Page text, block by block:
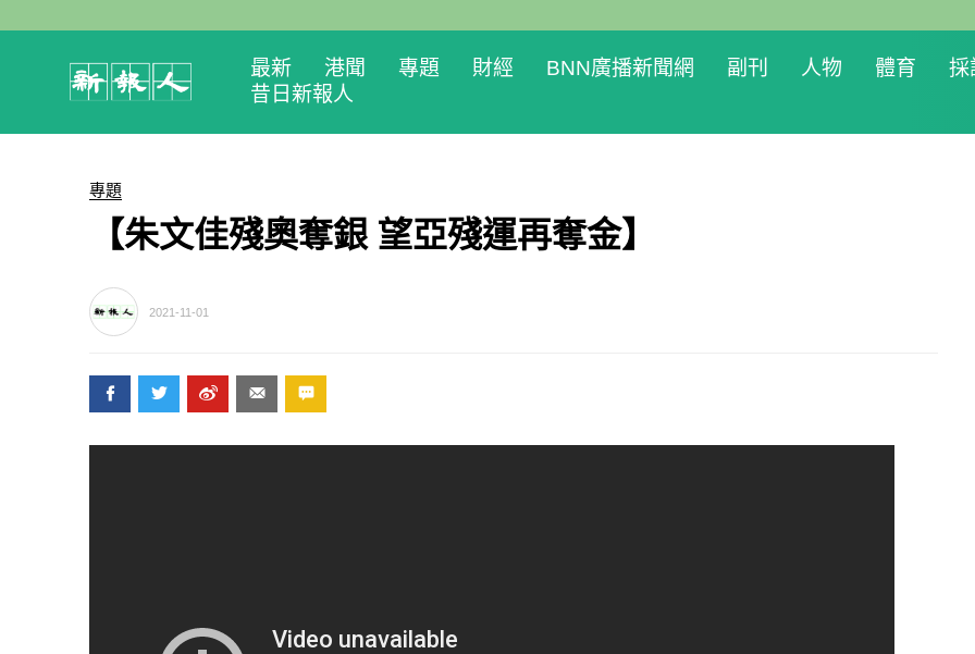
最新 港聞 專題 財經 BNN廣播新聞網 副刊 人物 體育 採
昔日新報人
專題
【朱文佳殘奧奪銀 望亞殘運再奪金】
2021-11-01